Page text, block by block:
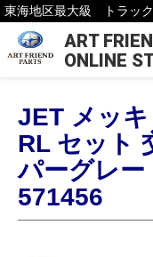
東海地区最大級 トラッ
ART
ONLINE
JET メッ
RL セット
パーグレ
571456